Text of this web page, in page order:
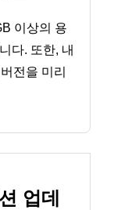
이상의 용
다. 또한, 내
전을 미리
업데